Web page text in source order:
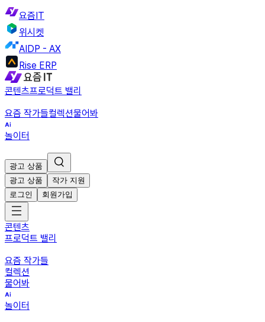
요즘IT
위시켓
AIDP - AX
Rise ERP
콘텐츠프로덕트 밸리
요즘 작가들컬렉션물어봐
놀이터
광고 상품
광고 상품
작가 지원
로그인
회원가입
콘텐츠
프로덕트 밸리
요즘 작가들
컬렉션
물어봐
놀이터